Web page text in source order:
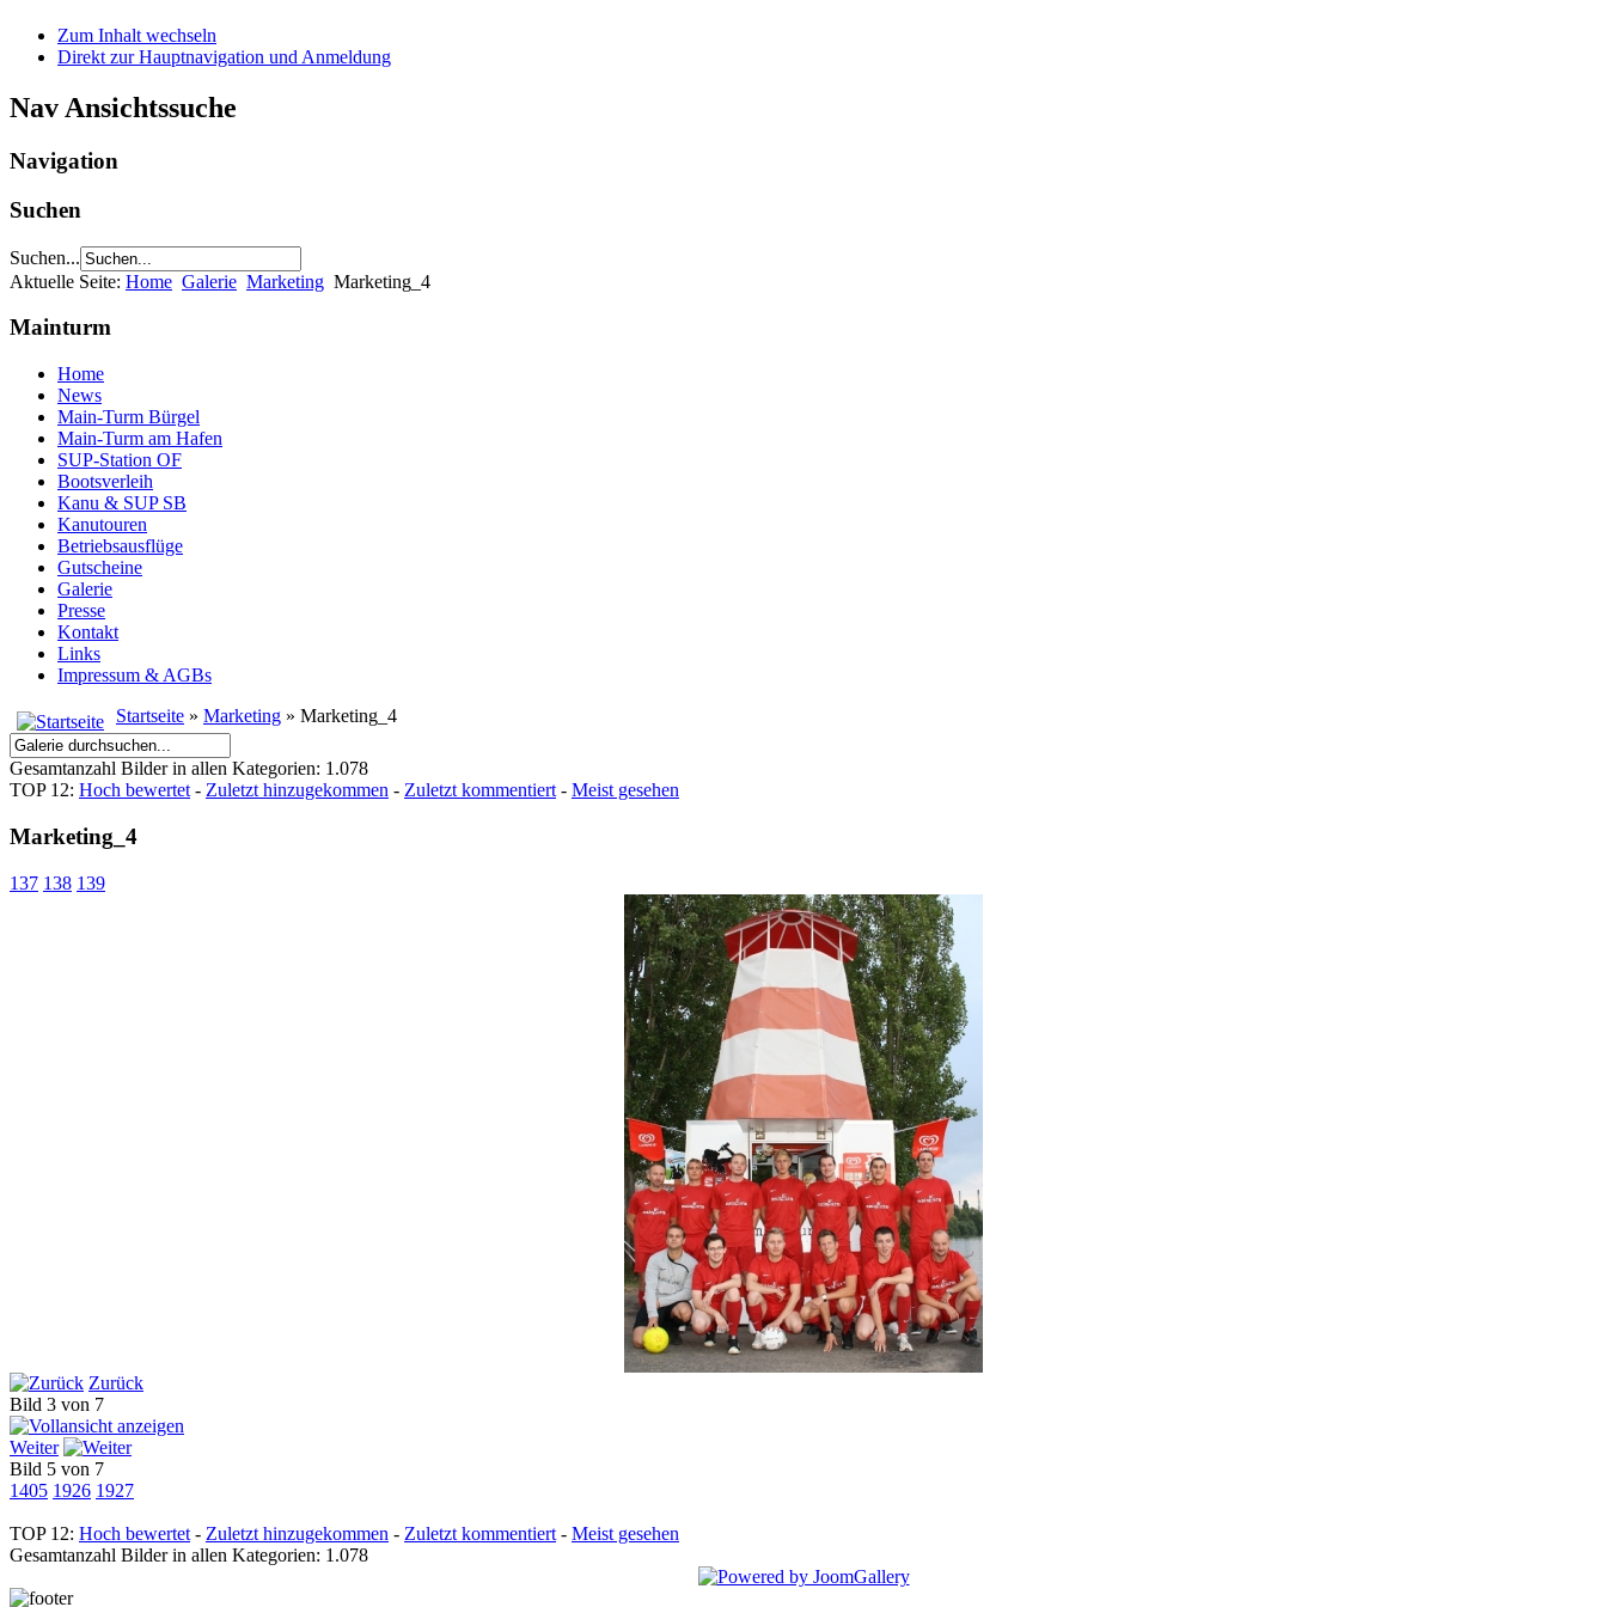
Zum Inhalt wechseln
Direkt zur Hauptnavigation und Anmeldung
Nav Ansichtssuche
Navigation
Suchen
Suchen...
Aktuelle Seite: Home Galerie Marketing Marketing_4
Mainturm
Home
News
Main-Turm Bürgel
Main-Turm am Hafen
SUP-Station OF
Bootsverleih
Kanu & SUP SB
Kanutouren
Betriebsausflüge
Gutscheine
Galerie
Presse
Kontakt
Links
Impressum & AGBs
Startseite » Marketing » Marketing_4
Gesamtanzahl Bilder in allen Kategorien: 1.078
TOP 12: Hoch bewertet - Zuletzt hinzugekommen - Zuletzt kommentiert - Meist gesehen
Marketing_4
137 138 139
Zurück
Bild 3 von 7
Weiter
Bild 5 von 7
1405 1926 1927
TOP 12: Hoch bewertet - Zuletzt hinzugekommen - Zuletzt kommentiert - Meist gesehen
Gesamtanzahl Bilder in allen Kategorien: 1.078